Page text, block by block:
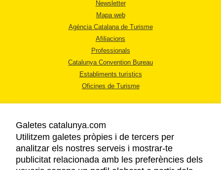
Newsletter
Mapa web
Agència Catalana de Turisme
Afiliacions
Professionals
Catalunya Convention Bureau
Establiments turístics
Oficines de Turisme
AVÍS LEGAL
POLÍTICA DE PRIVACITAT
Galetes catalunya.com
Utilitzem galetes pròpies i de tercers per
analitzar els nostres serveis i mostrar-te
publicitat relacionada amb les preferències dels